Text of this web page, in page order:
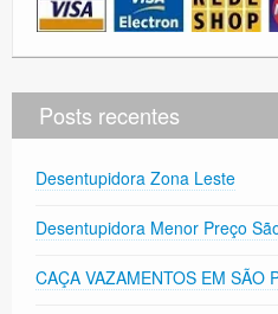
Posts recentes
Desentupidora Zona Leste
Desentupidora Menor Preço
CAÇA VAZAMENTOS EM SÃO